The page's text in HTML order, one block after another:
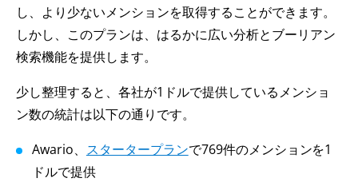
し、より少ないメンションを取得することができます。
しかし、このプランは、はるかに広い分析とブーリアン
検索機能を提供します。
少し整理すると、各社が1ドルで提供しているメンショ
ン数の統計は以下の通りです。
Awario、 スタータープランで769件のメンションを1
ドルで提供